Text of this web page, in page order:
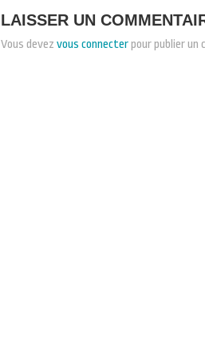
LAISSER UN
Vous devez vous connecterpour publier un